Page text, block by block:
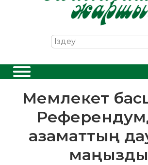
Мемлекет
азаматтың
маңызды